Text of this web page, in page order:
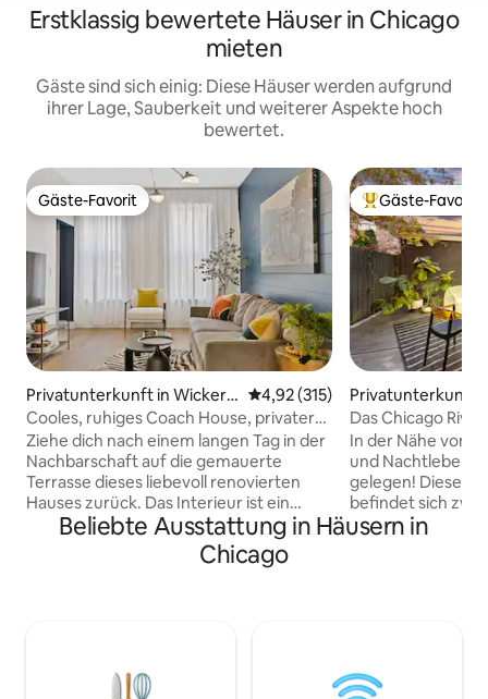
Erstklassig bewertete Häuser in Chicago
mieten
Gäste sind sich einig: Diese Häuser werden aufgrund
ihrer Lage, Sauberkeit und weiterer Aspekte hoch
bewertet.
Gäste-Favorit
Gäste-Favorit
Privatunterkunft in Wicker P
ark
Durchschnittliche Bewertung:
4,92 (315)
Cooles, ruhiges Coach House, privater
Zugang + Terrasse
Ziehe dich nach einem langen Tag in der
Nachbarschaft auf die gemauerte
Terrasse dieses liebevoll renovierten
Hauses zurück. Das Interieur ist ein
Ausdruck von Kreativität, Wände in
Graustufen, rustikale Akzente und eine
vielfältige Auswahl an Kunst und
Stock = 2. Schlafzimmer, Badezimmer
und ein zusätzlicher Schlafbereich und
Beliebter Gäste-
Gäste-Favorit
Privatunterkunft
o
Das Chicago River
Wandprojektor!
In der Nähe von
und Nachtleben,
gelegen! Dieser Print Shop von 1937
befindet sich
River und
Haus mit 2
einer Ebene. 5-
Beliebte Ausstattung in Häusern in
Chicago